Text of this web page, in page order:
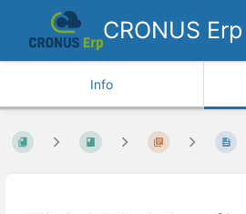
CRONUS
Info